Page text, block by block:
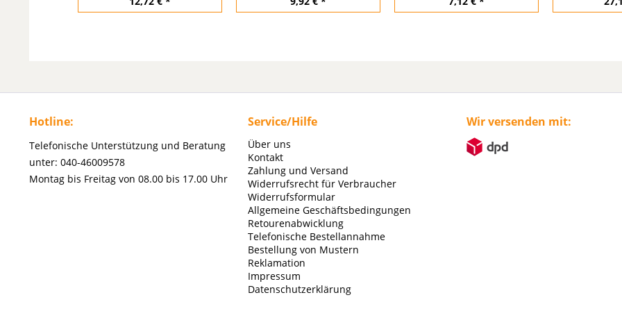
Hotline:
Telefonische Unterstützung und Beratung
unter: 040-46009578
Montag bis Freitag von 08.00 bis 17.00 Uhr
Service/Hilfe
Über uns
Kontakt
Zahlung und Versand
Widerrufsrecht für Verbraucher
Widerrufsformular
Allgemeine Geschäftsbedingungen
Retourenabwicklung
Telefonische Bestellannahme
Bestellung von Mustern
Reklamation
Impressum
Datenschutzerklärung
Wir versenden mit: